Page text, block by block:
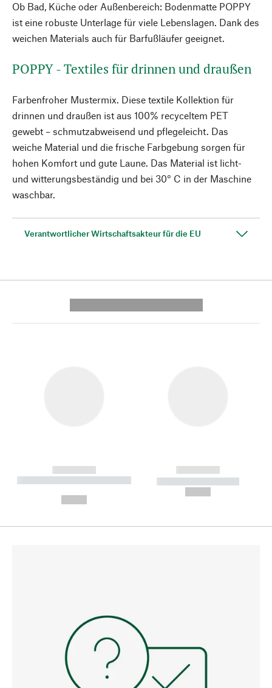
Ob Bad, Küche oder Außenbereich: Bodenmatte POPPY
ist eine robuste Unterlage für viele Lebenslagen. Dank des
weichen Materials auch für Barfußläufer geeignet.
POPPY - Textiles für drinnen und draußen
Farbenfroher Mustermix. Diese textile Kollektion für
drinnen und draußen ist aus 100% recyceltem PET
gewebt – schmutzabweisend und pflegeleicht. Das
weiche Material und die frische Farbgebung sorgen für
hohen Komfort und gute Laune. Das Material ist licht-
und witterungsbeständig und bei 30° C in der Maschine
waschbar.
Verantwortlicher Wirtschaftsakteur für die EU
------------
----------- ----------- --------
------------
----------- -----------